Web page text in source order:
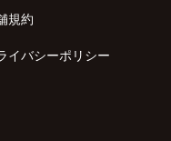
規約
イバシーポリシー